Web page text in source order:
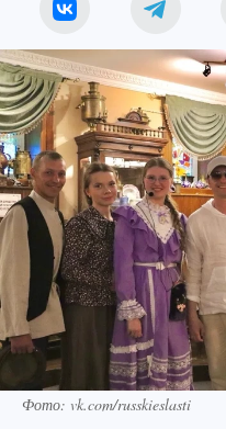
Фото: vk.com/russkieslasti